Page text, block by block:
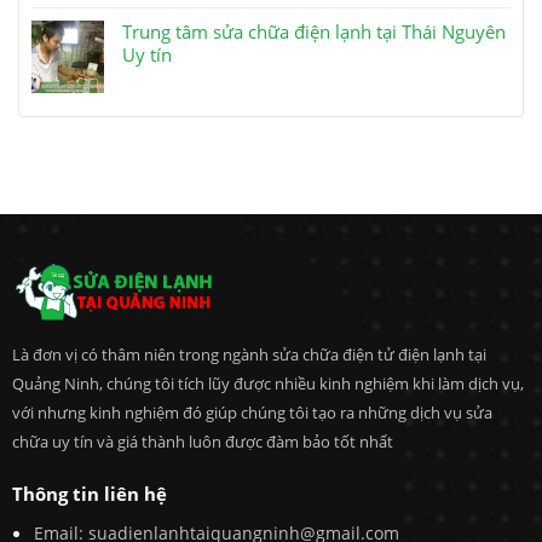
Trung tâm sửa chữa điện lạnh tại Thái Nguyên
Uy tín
Là đơn vị có thâm niên trong ngành sửa chữa điện tử điện lạnh tại
Quảng Ninh, chúng tôi tích lũy được nhiều kinh nghiệm khi làm dịch vụ,
với nhưng kinh nghiệm đó giúp chúng tôi tạo ra những dịch vụ sửa
chữa uy tín và giá thành luôn được đàm bảo tốt nhất
Thông tin liên hệ
Email: suadienlanhtaiquangninh@gmail.com